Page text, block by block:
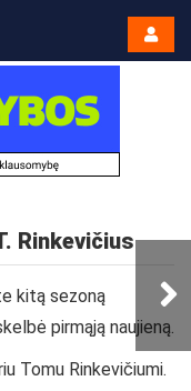
Rinkevičius
kitą sezoną
pirmąją naujieną.
Tomu Rinkevičiumi.